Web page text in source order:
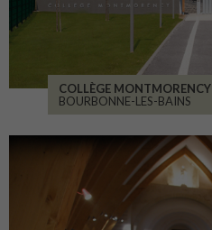
COLLÈGE MONTMORENCY
BOURBONNE-LES-BAINS